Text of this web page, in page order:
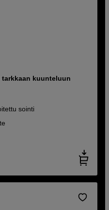
kuunteluun
sointi